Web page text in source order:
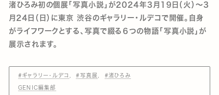
渚ひろみ初の個展「写真小説」が2024年3月19日（火）～3
月24日（日）に東京 渋谷のギャラリー・ルデコで開催。自身
がライフワークとする、写真で綴る６つの物語「写真小説」が
展示されます。
#ギャラリー・ルデコ #写真展 #渚ひろみ
GENIC編集部